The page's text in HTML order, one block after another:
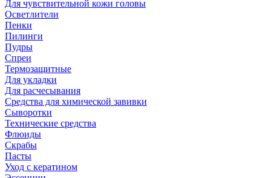
Для чувствительной кожи головы
Осветлители
Пенки
Пилинги
Пудры
Спреи
Термозащитные
Для укладки
Для расчесывания
Средства для химической завивки
Сыворотки
Технические средства
Флюиды
Скрабы
Пасты
Уход с кератином